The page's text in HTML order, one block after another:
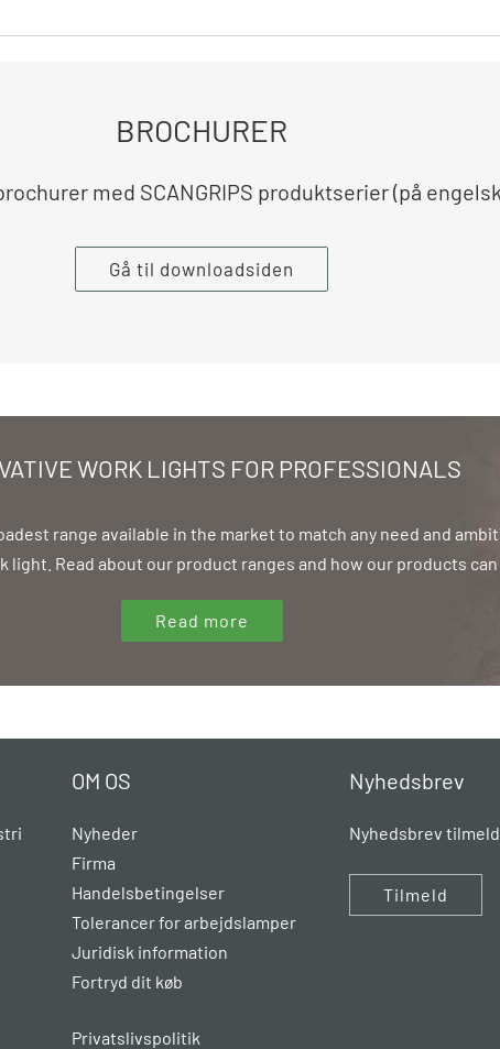
BROCHURER
med SCANGRIPS produktserier (på
Gå til downloadsiden
WORK LIGHTS FOR PROFESSIONALS
range available in the market to match any need and
light. Read about our product ranges and how our products can
Read more
OM OS
Nyheder
Firma
Handelsbetingelser
Tolerancer for arbejdslamper
Juridisk information
Fortryd dit køb
Privatslivspolitik
Nyhedsbrev
Nyhedsbrev
Tilmeld